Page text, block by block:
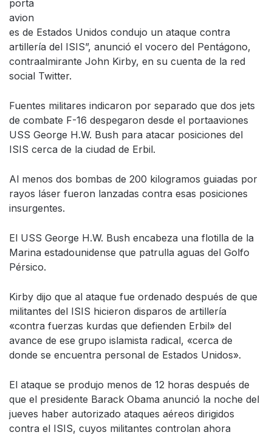
porta
avion
es de Estados Unidos condujo un ataque contra
artillería del ISIS”, anunció el vocero del Pentágono,
contraalmirante John Kirby, en su cuenta de la red
social Twitter.
Fuentes militares indicaron por separado que dos jets
de combate F-16 despegaron desde el portaaviones
USS George H.W. Bush para atacar posiciones del
ISIS cerca de la ciudad de Erbil.
Al menos dos bombas de 200 kilogramos guiadas por
rayos láser fueron lanzadas contra esas posiciones
insurgentes.
El USS George H.W. Bush encabeza una flotilla de la
Marina estadounidense que patrulla aguas del Golfo
Pérsico.
Kirby dijo que al ataque fue ordenado después de que
militantes del ISIS hicieron disparos de artillería
«contra fuerzas kurdas que defienden Erbil» del
avance de ese grupo islamista radical, «cerca de
donde se encuentra personal de Estados Unidos».
El ataque se produjo menos de 12 horas después de
que el presidente Barack Obama anunció la noche del
jueves haber autorizado ataques aéreos dirigidos
contra el ISIS, cuyos militantes controlan ahora